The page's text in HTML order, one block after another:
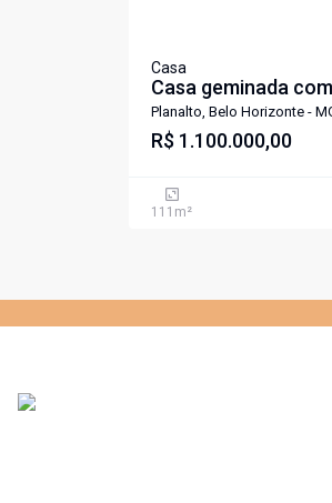
Casa
Casa geminada
vaga no bairro
Planalto, Belo Horizonte -
R$ 1.100.000,00
111 m²